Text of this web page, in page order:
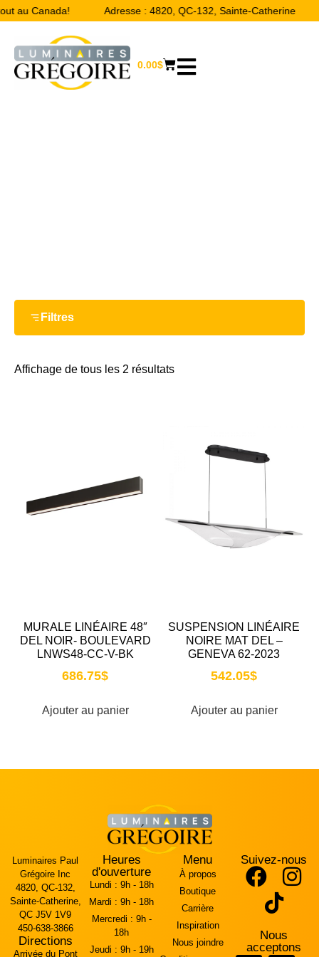
au Canada! Adresse : 4820, QC-132, Sainte-Catherine
0.00$
Filtres
Affichage de tous les 2 résultats
MURALE LINÉAIRE 48″
DEL NOIR- BOULEVARD
LNWS48-CC-V-BK
686.75$
Ajouter au panier
SUSPENSION LINÉAIRE
NOIRE MAT DEL –
GENEVA 62-2023
542.05$
Ajouter au panier
Luminaires Paul
Grégoire Inc
4820, QC-132,
Sainte-Catherine,
QC J5V 1V9
450-638-3866
Directions
Arrivée du Pont
Heures
d'ouverture
Lundi : 9h - 18h
Mardi : 9h - 18h
Mercredi : 9h -
18h
Jeudi : 9h - 19h
Menu
À propos
Boutique
Carrière
Inspiration
Nous joindre
Suivez-nous
Nous
acceptons